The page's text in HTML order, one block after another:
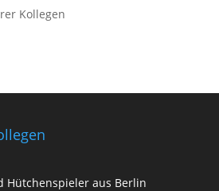
Kollegen
Hütchenspieler aus Berlin